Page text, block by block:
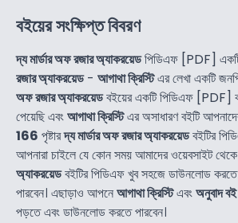
বইয়ের সংক্ষিপ্ত বিবরণ
দ্য মার্ডার অফ রজার অ্যাকরয়েডপিডিএফ [PDF] একটি
রজার অ্যাকরয়েড- আগাথা ক্রিস্টিএর লেখা একটি
অফ রজার অ্যাকরয়েডবইয়ের একটি পিডিএফ [PDF]
পেয়েছি এবংআগাথা ক্রিস্টিএর অসাধারণ বইটি
166 পৃষ্টারদ্য মার্ডার অফ রজার অ্যাকরয়েডবইটির
আপনারা চাইলে যে কোন সময় আমাদের ওয়েবসাইট
অ্যাকরয়েডবইটির পিডিএফ খুব সহজে ডাউনলোড
পারবেন। এছাড়াও আপনেআগাথা ক্রিস্টিএবংঅনুবাদ বই
পড়তে এবং ডাউনলোড করতে পারবেন।